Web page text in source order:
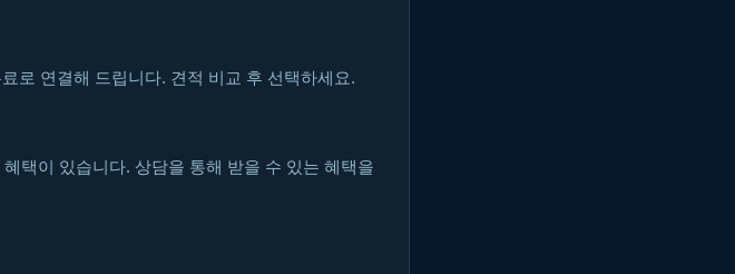
로 연결해 드립니다. 견적 비교 후 선택하세요.
택이 있습니다. 상담을 통해 받을 수 있는 혜택을